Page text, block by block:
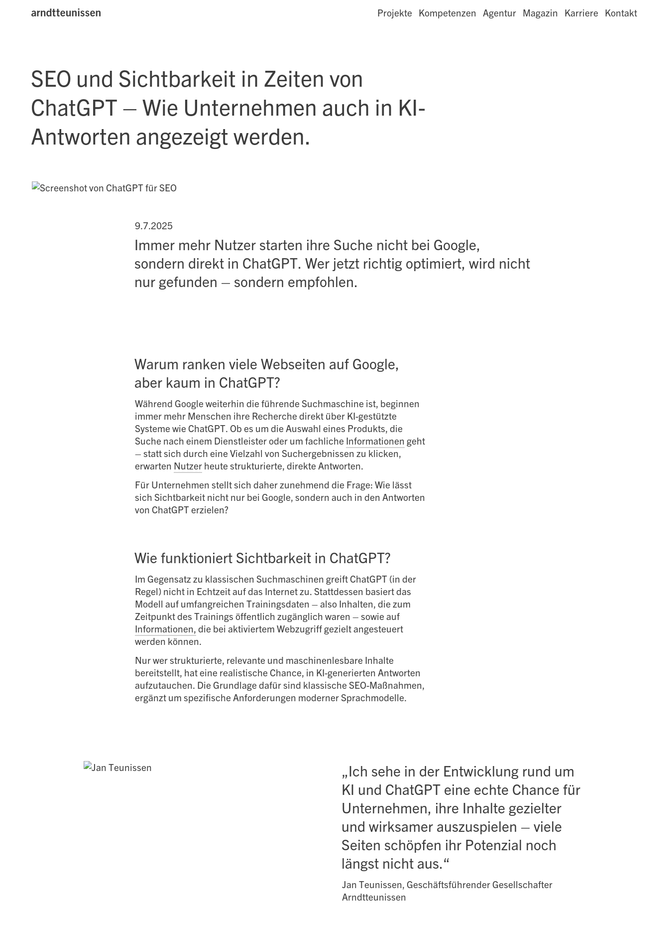
Projekte Kompetenzen Agentur Magazin Karriere Kontakt
SEO und Sichtbarkeit in Zeiten von
ChatGPT – Wie Unternehmen auch in KI-
Antworten angezeigt werden.
9.7.2025
Immer mehr Nutzer starten ihre Suche nicht bei Google,
sondern direkt in ChatGPT. Wer jetzt richtig optimiert, wird nicht
nur gefunden – sondern empfohlen.
Warum ranken viele Webseiten auf Google,
aber kaum in ChatGPT?
Während Google weiterhin die führende Suchmaschine ist, beginnen
immer mehr Menschen ihre Recherche direkt über KI-gestützte
Systeme wie ChatGPT. Ob es um die Auswahl eines Produkts, die
Suche nach einem Dienstleister oder um fachliche Informationen geht
– statt sich durch eine Vielzahl von Suchergebnissen zu klicken,
erwarten Nutzer heute strukturierte, direkte Antworten.
Für Unternehmen stellt sich daher zunehmend die Frage: Wie lässt
sich Sichtbarkeit nicht nur bei Google, sondern auch in den Antworten
von ChatGPT erzielen?
Wie funktioniert Sichtbarkeit in ChatGPT?
Im Gegensatz zu klassischen Suchmaschinen greift ChatGPT (in der
Regel) nicht in Echtzeit auf das Internet zu. Stattdessen basiert das
Modell auf umfangreichen Trainingsdaten – also Inhalten, die zum
Zeitpunkt des Trainings öffentlich zugänglich waren – sowie auf
Informationen, die bei aktiviertem Webzugriff gezielt angesteuert
werden können.
Nur wer strukturierte, relevante und maschinenlesbare Inhalte
bereitstellt, hat eine realistische Chance, in KI-generierten Antworten
aufzutauchen. Die Grundlage dafür sind klassische SEO-Maßnahmen,
ergänzt um spezifische Anforderungen moderner Sprachmodelle.
„Ich sehe in der Entwicklung rund um
KI und ChatGPT eine echte Chance für
Unternehmen, ihre Inhalte gezielter
und wirksamer auszuspielen – viele
Seiten schöpfen ihr Potenzial noch
längst nicht aus.“
Jan Teunissen, Geschäftsführender Gesellschafter
Arndtteunissen